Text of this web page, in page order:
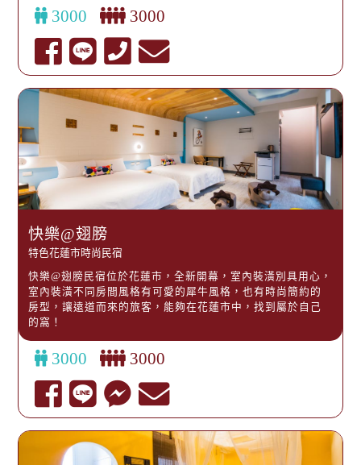
3000 3000
快樂@翅膀
特色花蓮市時尚民宿
快樂@翅膀民宿位於花蓮市，全新開幕，室內裝潢別具用心，
室內裝潢不同房間風格有可愛的犀牛風格，也有時尚簡約的
房型，讓遠道而來的旅客，能夠在花蓮市中，找到屬於自己
的窩！
3000 3000